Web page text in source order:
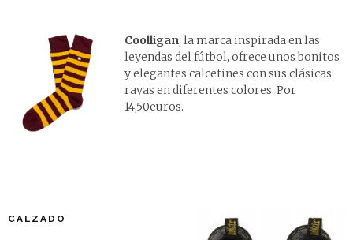
Coolligan, la marca inspirada en las
leyendas del fútbol, ofrece unos bonitos
y elegantes calcetines con sus clásicas
rayas en diferentes colores. Por
14,50euros.
CALZADO